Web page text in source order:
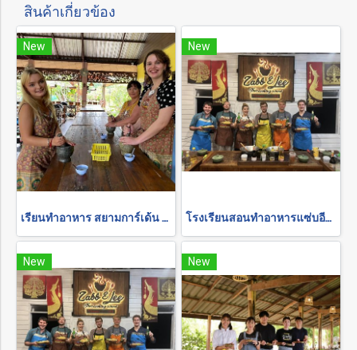
สินค้าเกี่ยวข้อง
New
เรียนทำอาหาร สยามการ์เด้น ครึ่งวันบ่าย
New
โรงเรียนสอนทำอาหารแซ่บอีหลี(ในฟาร์ม) ครึ่งวัน เย็น
New New